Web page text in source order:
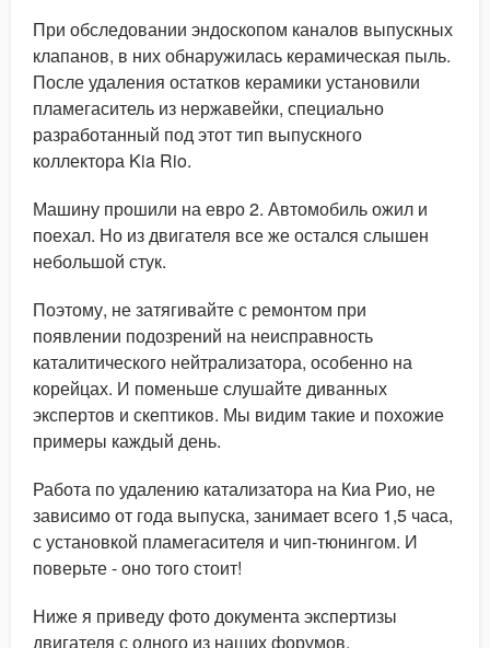
При обследовании эндоскопом каналов выпускных
клапанов, в них обнаружилась керамическая пыль.
После удаления остатков керамики установили
пламегаситель из нержавейки, специально
разработанный под этот тип выпускного
коллектора Kia Rio.
Машину прошили на евро 2. Автомобиль ожил и
поехал. Но из двигателя все же остался слышен
небольшой стук.
Поэтому, не затягивайте с ремонтом при
появлении подозрений на неисправность
каталитического нейтрализатора, особенно на
корейцах. И поменьше слушайте диванных
экспертов и скептиков. Мы видим такие и похожие
примеры каждый день.
Работа по удалению катализатора на Киа Рио, не
зависимо от года выпуска, занимает всего 1,5 часа,
с установкой пламегасителя и чип-тюнингом. И
поверьте - оно того стоит!
Ниже я приведу фото документа экспертизы
двигателя с одного из наших форумов.